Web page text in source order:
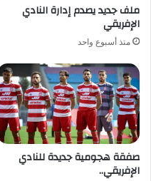
ملف جديد يصدم إدارة النادي
الإفريقي
منذ أسبوع واحد
صفقة هجومية جديدة للنادي
الإفريقي..